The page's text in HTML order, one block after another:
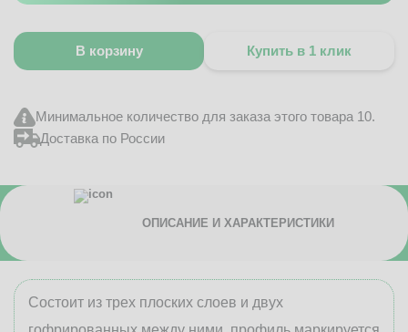
В корзину Купить в 1 клик
Минимальное количество для заказа этого товара 10.
Доставка по России
ОПИСАНИЕ И ХАРАКТЕРИСТИКИ
Состоит из трех плоских слоев и двух